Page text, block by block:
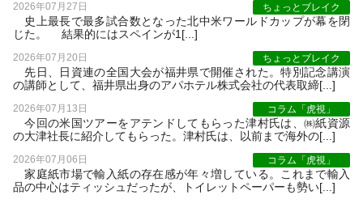
2026年07月27日 ちょっとブレイク
史上最長で最多試合数となった北中米ワールドカップが幕を閉
じた。 結果的にはスペインが1[...]
2026年07月20日 ちょっとブレイク
先日、日資連の全国大会が福井県で開催された。特別記念講演
の講師として、福井県出身のアパホテル株式会社の代表取締[...]
2026年07月13日 コラム「虎視」
今回の米国ツアーをアテンドしてもらった津村氏は、㈱紙資源
の大津社長に紹介してもらった。津村氏は、以前まで海外の[...]
2026年07月06日 コラム「虎視」
家庭紙市場で輸入紙の存在感が年々増している。これまで輸入
品の中心はティッシュだったが、トイレットペーパーも勢い[...]